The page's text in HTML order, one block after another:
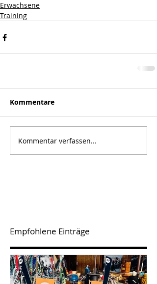
Erwachsene
Training
Kommentare
Kommentar verfassen...
Empfohlene Einträge